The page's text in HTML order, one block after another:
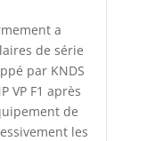
a
de série
par KNDS
VP F1 après
de
les